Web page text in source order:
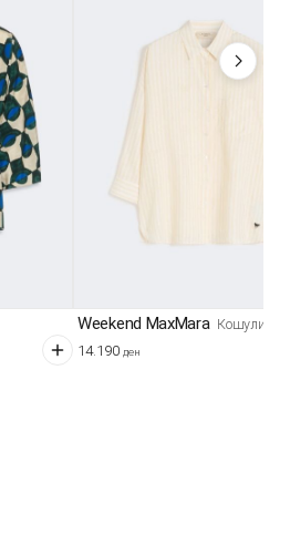
Weekend MaxMara Кошули
14.190 ден